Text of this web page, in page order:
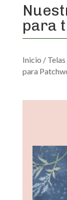
para
Inicio /
para